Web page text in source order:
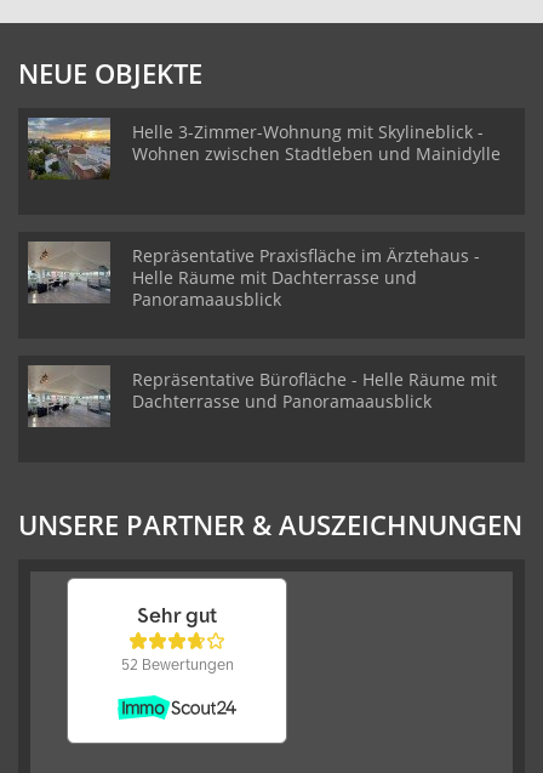
NEUE OBJEKTE
Helle 3-Zimmer-Wohnung mit Skylineblick -
Wohnen zwischen Stadtleben und Mainidylle
Repräsentative Praxisfläche im Ärztehaus -
Helle Räume mit Dachterrasse und
Panoramaausblick
Repräsentative Bürofläche - Helle Räume mit
Dachterrasse und Panoramaausblick
UNSERE PARTNER & AUSZEICHNUNGEN